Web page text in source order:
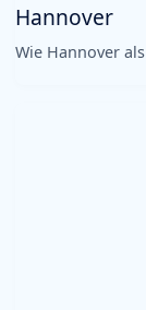
Hannover
Wie Hannover